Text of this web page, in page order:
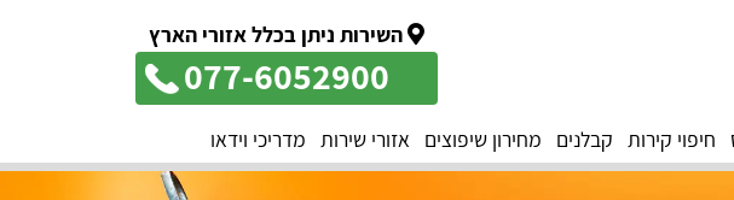
השירות ניתן בכלל אזורי הארץ
077-6052900
חיפוי קירות קבלנים מחירון שיפוצים אזורי שירות מדריכי וידאו